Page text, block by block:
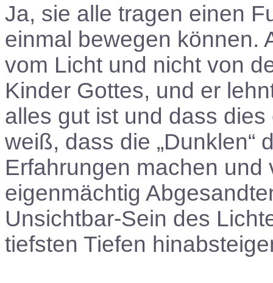
Ja, sie alle tragen einen
einmal bewegen können.
vom Licht und nicht von
Kinder Gottes, und er
alles gut ist und dass
weiß, dass die „Dunklen“
Erfahrungen machen
eigenmächtig
Unsichtbar-Sein des
tiefsten Tiefen